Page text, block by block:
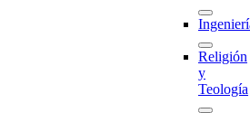
Religión
y
Teología